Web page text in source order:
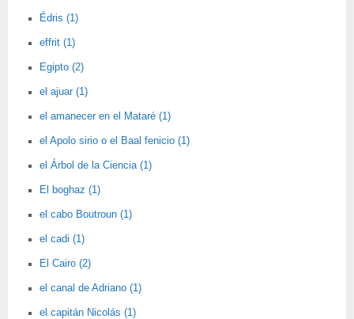
Édris (1)
effrit (1)
Egipto (2)
el ajuar (1)
el amanecer en el Mataré (1)
el Apolo sirio o el Baal fenicio (1)
el Árbol de la Ciencia (1)
El boghaz (1)
el cabo Boutroun (1)
el cadi (1)
El Cairo (2)
el canal de Adriano (1)
el capitán Nicolás (1)